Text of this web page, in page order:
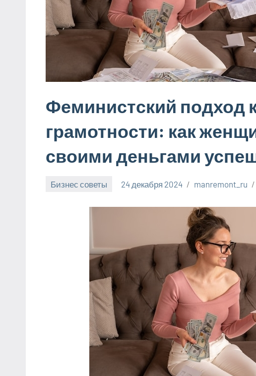
Феминистский подход
грамотности: как
своими деньгами
Бизнес советы 24 декабря 2024 manremont_ru